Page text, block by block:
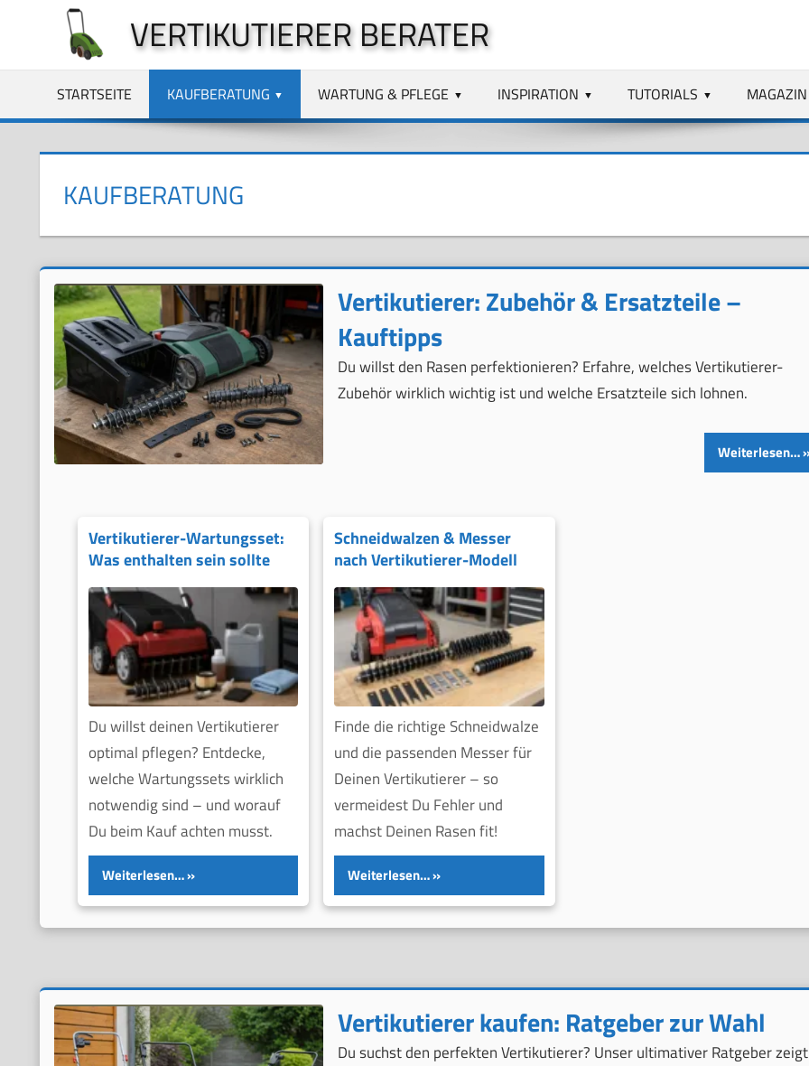
springen
VERTIKUTIERER BERATER
STARTSEITE KAUFBERATUNG WARTUNG & PFLEGE INSPIRATION TUTORIALS MAGAZIN
KAUFBERATUNG
Vertikutierer: Zubehör & Ersatzteile –
Kauftipps
Du willst den Rasen perfektionieren? Erfahre, welches Vertikutierer-
Zubehör wirklich wichtig ist und welche Ersatzteile sich lohnen.
Weiterlesen…
Vertikutierer-Wartungsset:
Was enthalten sein sollte
Du willst deinen Vertikutierer
optimal pflegen? Entdecke,
welche Wartungssets wirklich
notwendig sind – und worauf
Du beim Kauf achten musst.
Weiterlesen…
Schneidwalzen & Messer
nach Vertikutierer-Modell
Finde die richtige Schneidwalze
und die passenden Messer für
Deinen Vertikutierer – so
vermeidest Du Fehler und
machst Deinen Rasen fit!
Weiterlesen…
Vertikutierer kaufen: Ratgeber zur Wahl
Du suchst den perfekten Vertikutierer? Unser ultimativer Ratgeber zeigt